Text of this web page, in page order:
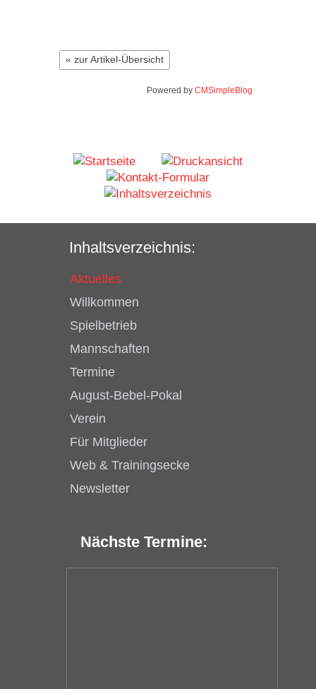
« zur Artikel-Übersicht
Powered by CMSimpleBlog
Inhaltsverzeichnis:
Aktuelles
Willkommen
Spielbetrieb
Mannschaften
Termine
August-Bebel-Pokal
Verein
Für Mitglieder
Web & Trainingsecke
Newsletter
Nächste Termine: